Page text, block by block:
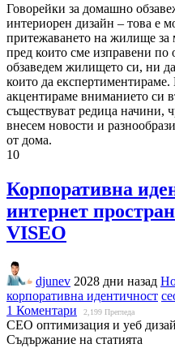
Говорейки за домашно
интериорен дизайн – това е
притежаването на жилище
пред които сме изправени по
обзаведем жилището си, ни
които да
акцентираме вниманието си
съществуват редица начини,
внесем новости и
от дома.
10
Корпоративна
интернет
VISEO
djunev 2028 дни назад
корпоративна идентичност
1 Коментари
2,199 Прегледа
СЕО оптимизация и уеб
Съдържание на статията